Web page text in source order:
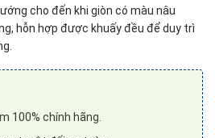
cho đến khi giòn có màu nâu
hỗn hợp được khuấy đều để duy trì
100% chính hãng.